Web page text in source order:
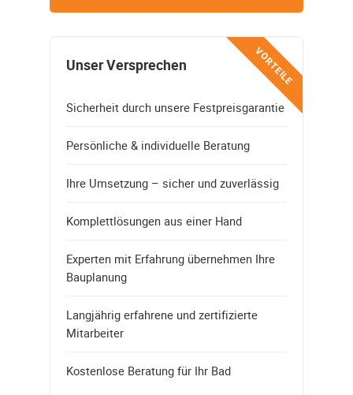
VORTEILE
Unser Versprechen
Sicherheit durch unsere Festpreisgarantie
Persönliche & individuelle Beratung
Ihre Umsetzung – sicher und zuverlässig
Komplettlösungen aus einer Hand
Experten mit Erfahrung übernehmen Ihre
Bauplanung
Langjährig erfahrene und zertifizierte
Mitarbeiter
Kostenlose Beratung für Ihr Bad